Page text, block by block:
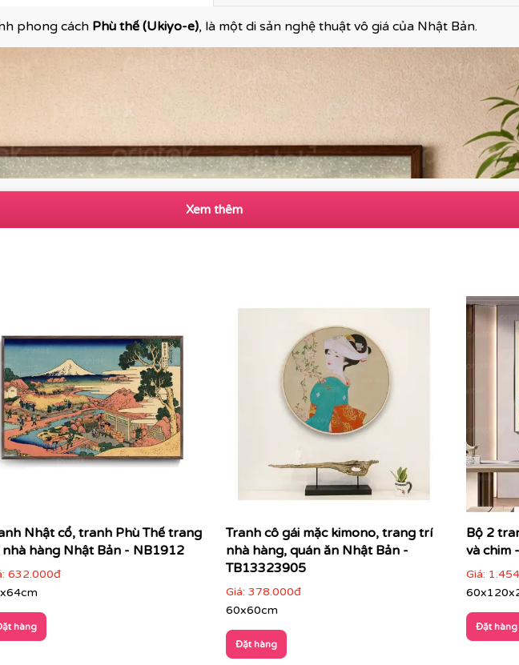
phong cách Phù thế (Ukiyo-e), là một di sản nghệ thuật vô giá của Nhật Bản.
Xem thêm
Nhật cổ, tranh Phù Thế trang
hàng Nhật Bản - NB1912
632.000đ
hàng
Tranh cô gái mặc kimono, trang trí
nhà hàng, quán ăn Nhật Bản -
TB13323905
Giá: 378.000đ
60x60cm
Đặt hàng
Bộ 2
và chim
Giá:
Đặt hàng